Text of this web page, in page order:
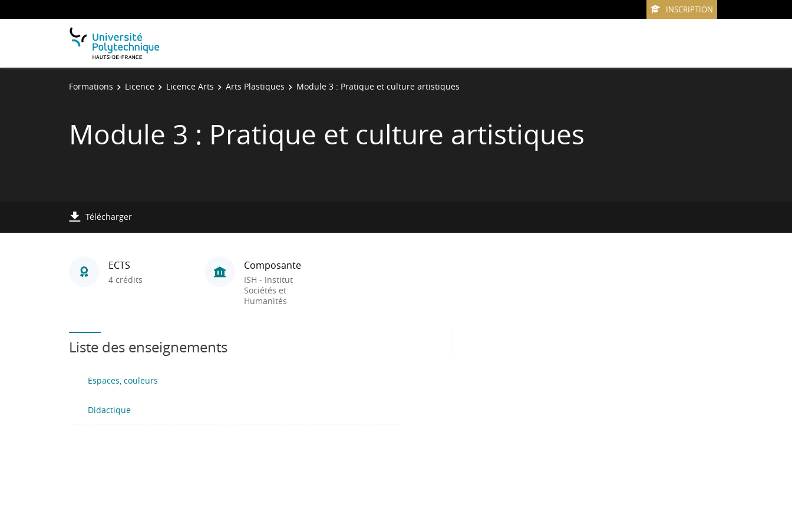
INSCRIPTION
Formations Licence Licence Arts Arts Plastiques Module 3 : Pratique et culture artistiques
Module 3 : Pratique et culture artistiques
Télécharger
ECTS
4 crédits
Composante
ISH - Institut
Sociétés et
Humanités
Liste des enseignements
Espaces, couleurs
Didactique